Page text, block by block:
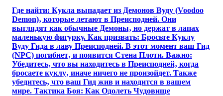
Где найти: Кукла выпадает из Демонов Вуду (Voodoo
Demon)‚ которые летают в Преисподней. Они
выглядят как обычные Демоны‚ но держат в лапах
маленькую фигурку. Как призвать: Бросьте Куклу
Вуду Гида в лаву Преисподней. В этот момент ваш Гид
(NPC) погибнет‚ и появится Стена Плоти. Важно:
Убедитесь‚ что вы находитесь в Преисподней‚ когда
бросаете куклу‚ иначе ничего не произойдет. Также
убедитесь‚ что ваш Гид жив и находится в вашем
мире. Тактика Боя: Как Одолеть Чудовище